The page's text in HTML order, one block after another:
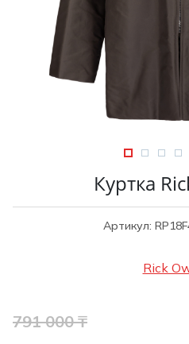
Куртка
Артикул:
Rick
791 000 ₸